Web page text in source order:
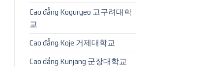
Cao đẳng Koguryeo 고구려대학
교
Cao đẳng Koje 거제대학교
Cao đẳng Kunjang 군장대학교